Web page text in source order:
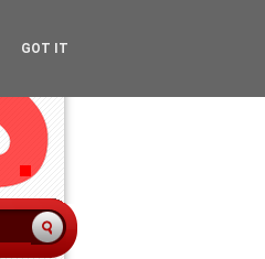
GOT IT